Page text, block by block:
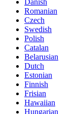
Romanian
Czech
Swedish
Polish
Catalan
Belarusian
Dutch
Estonian
Finnish
Frisian
Hawaiian
Hungarian